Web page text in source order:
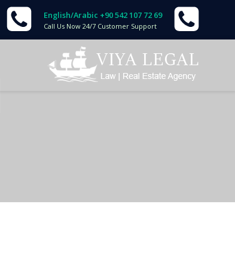
English/Arabic +90 542 107 72 69
Call Us Now 24/7 Customer Support